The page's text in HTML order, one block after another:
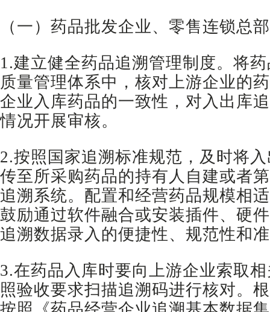
（一）药品批发企业、零售连锁总
1.建立健全药品追溯管理制度。将
质量管理体系中，核对上游企业的
企业入库药品的一致性，对入出库
情况开展审核。
2.按照国家追溯标准规范，及时将
传至所采购药品的持有人自建或者
追溯系统。配置和经营药品规模相
鼓励通过软件融合或安装插件、硬
追溯数据录入的便捷性、规范性和
3.在药品入库时要向上游企业索取
照验收要求扫描追溯码进行核对。